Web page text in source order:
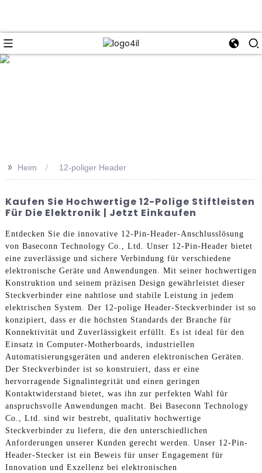
>> Heim 12-poliger Header
Kaufen Sie Hochwertige 12-Polige Stiftleisten
Für Die Elektronik | Jetzt Einkaufen
Entdecken Sie die innovative 12-Pin-Header-Anschlusslösung
von Baseconn Technology Co., Ltd. Unser 12-Pin-Header bietet
eine zuverlässige und sichere Verbindung für verschiedene
elektronische Geräte und Anwendungen. Mit seiner hochwertigen
Konstruktion und seinem präzisen Design gewährleistet dieser
Steckverbinder eine nahtlose und stabile Leistung in jedem
elektrischen System. Der 12-polige Header-Steckverbinder ist so
konzipiert, dass er die höchsten Standards der Branche für
Konnektivität und Zuverlässigkeit erfüllt. Es ist ideal für den
Einsatz in Computer-Motherboards, industriellen
Automatisierungsgeräten und anderen elektronischen Geräten.
Der Steckverbinder ist so konstruiert, dass er eine
hervorragende Signalintegrität und einen geringen
Kontaktwiderstand bietet, was ihn zur perfekten Wahl für
anspruchsvolle Anwendungen macht. Bei Baseconn Technology
Co., Ltd. sind wir bestrebt, qualitativ hochwertige
Steckverbinder zu liefern, die den unterschiedlichen
Anforderungen unserer Kunden gerecht werden. Unser 12-Pin-
Header-Stecker ist ein Beweis für unser Engagement für
Innovation und Exzellenz bei elektronischen